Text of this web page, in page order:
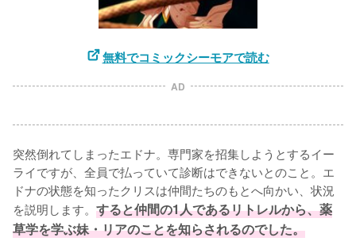
無料でコミックシーモアで読む
AD
突然倒れてしまったエドナ。専門家を招集しようとするイー
ライですが、全員で払っていて診断はできないとのこと。エ
ドナの状態を知ったクリスは仲間たちのもとへ向かい、状況
を説明します。 すると仲間の1人であるリトレルから、薬
草学を学ぶ妹・リアのことを知らされるのでした。